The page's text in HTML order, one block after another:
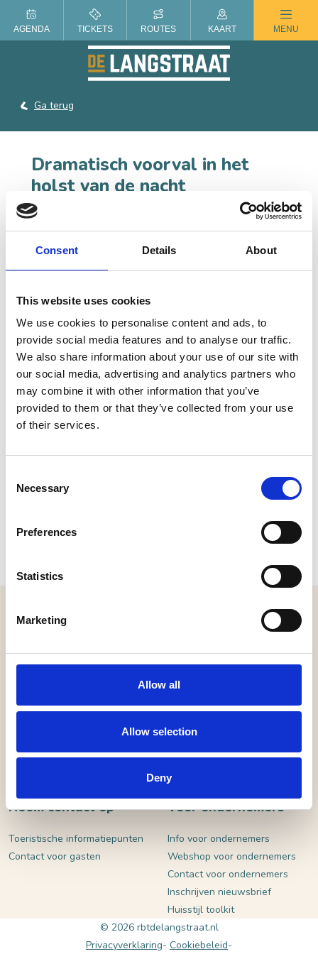
Consent Details About
This website uses cookies
We use cookies to personalise content and ads, to
provide social media features and to analyse our traffic.
We also share information about your use of our site with
our social media, advertising and analytics partners who
may combine it with other information that you’ve
provided to them or that they’ve collected from your use
of their services.
Selection
Necessary
Preferences
Statistics
Marketing
Allow all
Allow selection
Deny
ZOMER IN DE LANGSTRAAT
Ga terug
Dramatisch voorval in het
holst van de nacht
Deze locatie onderdeel van de
Bevrijdingsroute
Schotse Highlanders Heusden
schot. Wat is er gebeurd?
Lees het hele verhaal hier
CONTACT
Grotestraat 149a, Drunen
Neem contact op
Toeristische informatiepunten
Contact voor gasten
Voor ondernemers
Info voor ondernemers
Webshop voor ondernemers
Contact voor ondernemers
Inschrijven nieuwsbrief
Huisstijl toolkit
© 2026 rbtdelangstraat.nl
Privacyverklaring Cookiebeleid
AGENDA TICKETS ROUTES KAART MENU